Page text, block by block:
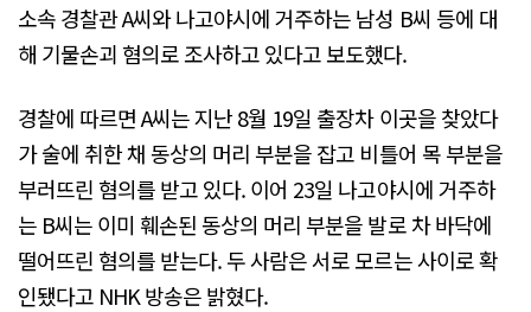
소속 경찰관 A씨와 나고야시에 거주하는 남성 B씨 등에 대
해 기물손괴 혐의로 조사하고 있다고 보도했다.
경찰에 따르면 A씨는 지난 8월 19일 출장차 이곳을 찾았다
가 술에 취한 채 동상의 머리 부분을 잡고 비틀어 목 부분을
부러뜨린 혐의를 받고 있다. 이어 23일 나고야시에 거주하
는 B씨는 이미 훼손된 동상의 머리 부분을 발로 차 바닥에
떨어뜨린 혐의를 받는다. 두 사람은 서로 모르는 사이로 확
인됐다고 NHK 방송은 밝혔다.